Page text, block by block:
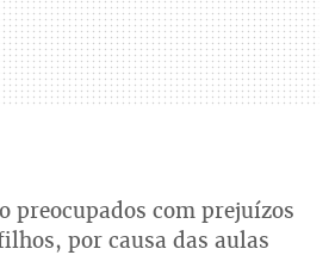
preocupados com prejuízos
por causa das aulas